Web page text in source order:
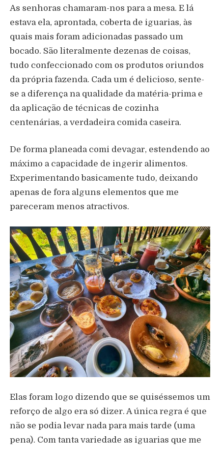
As senhoras chamaram-nos para a mesa. E lá
estava ela, aprontada, coberta de iguarias, às
quais mais foram adicionadas passado um
bocado. São literalmente dezenas de coisas,
tudo confeccionado com os produtos oriundos
da própria fazenda. Cada um é delicioso, sente-
se a diferença na qualidade da matéria-prima e
da aplicação de técnicas de cozinha
centenárias, a verdadeira comida caseira.
De forma planeada comi devagar, estendendo ao
máximo a capacidade de ingerir alimentos.
Experimentando basicamente tudo, deixando
apenas de fora alguns elementos que me
pareceram menos atractivos.
Elas foram logo dizendo que se quiséssemos um
reforço de algo era só dizer. A única regra é que
não se podia levar nada para mais tarde (uma
pena). Com tanta variedade as iguarias que me